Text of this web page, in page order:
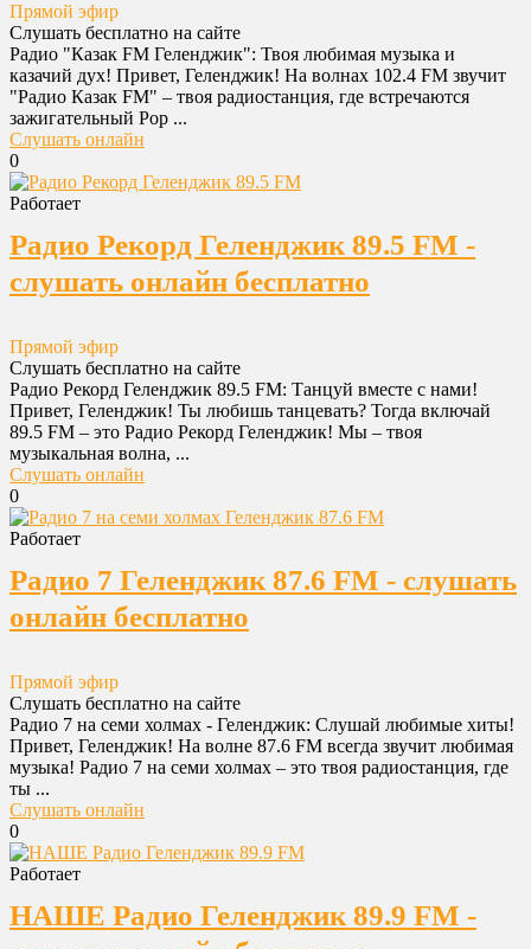
Прямой эфир
Слушать бесплатно на сайте
Радио "Казак FM Геленджик": Твоя любимая музыка и
казачий дух! Привет, Геленджик! На волнах 102.4 FM звучит
"Радио Казак FM" – твоя радиостанция, где встречаются
зажигательный Pop ...
Слушать онлайн
0
Работает
Радио Рекорд Геленджик 89.5 FM -
слушать онлайн бесплатно
Прямой эфир
Слушать бесплатно на сайте
Радио Рекорд Геленджик 89.5 FM: Танцуй вместе с нами!
Привет, Геленджик! Ты любишь танцевать? Тогда включай
89.5 FM – это Радио Рекорд Геленджик! Мы – твоя
музыкальная волна, ...
Слушать онлайн
0
Работает
Радио 7 Геленджик 87.6 FM - слушать
онлайн бесплатно
Прямой эфир
Слушать бесплатно на сайте
Радио 7 на семи холмах - Геленджик: Слушай любимые хиты!
Привет, Геленджик! На волне 87.6 FM всегда звучит любимая
музыка! Радио 7 на семи холмах – это твоя радиостанция, где
ты ...
Слушать онлайн
0
Работает
НАШЕ Радио Геленджик 89.9 FM -